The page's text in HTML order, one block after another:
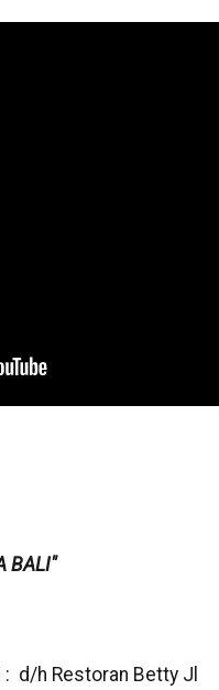
BALI"
: d/h Restoran Betty Jl